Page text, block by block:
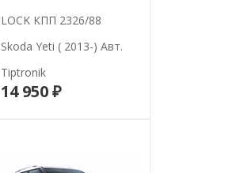
LOCK КПП 2326/88
Skoda Yeti ( 2013-) Авт.
Tiptronik
14 950 ₽В корзину